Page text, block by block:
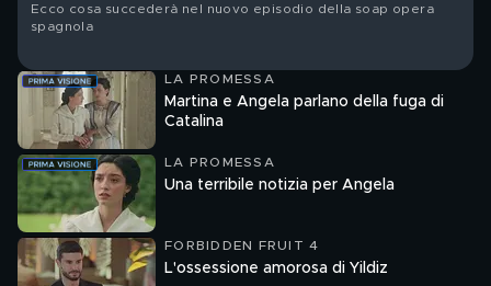
Ecco cosa succederà nel nuovo episodio della soap opera
spagnola
LA PROMESSA
Martina e Angela parlano della fuga di
Catalina
LA PROMESSA
Una terribile notizia per Angela
FORBIDDEN FRUIT 4
L'ossessione amorosa di Yildiz